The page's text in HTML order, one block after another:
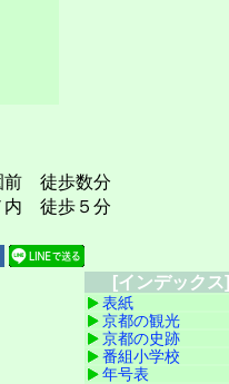
徒歩数分
徒歩５分
[インデックス]
表紙
京都の観光
京都の史跡
番組小学校
年号表